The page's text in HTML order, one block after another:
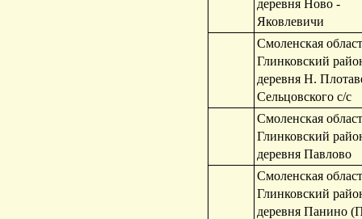
деревня Ново -
Яковлевичи
Смоленская
Глинковский
деревня Н.
Сельцовского с/с
Смоленская
Глинковский
деревня Павлово
Смоленская
Глинковский
деревня Панино